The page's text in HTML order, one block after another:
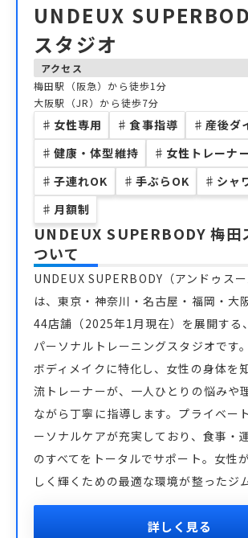
UNDEUX
スタジオ
アクセス
梅田駅（阪急）から徒歩1分
大阪駅（JR）から徒歩7分
♯ 女性専用 ♯ 食事指導 ♯ 産後ダ
♯ 健康・体型維持 ♯ 女性トレーナ
♯ 子連れOK ♯ 手ぶらOK ♯ シャ
♯ 月額制
UNDEUX SUPERBODY 梅田
ついて
UNDEUX SUPERBODY（アンドゥスー
は、東京・神奈川・名古屋・福岡・大
44店舗（2025年1月現在）を展開する
パーソナルトレーニングスタジオです
ボディメイクに特化し、女性の身体を
流トレーナーが、一人ひとりの悩みや
ながら丁寧に指導します。プライベー
ーソナルケアが充実しており、食事・
のすべてをトータルでサポート。女性
しく輝くための最適な環境が整ったジ
詳しく見る